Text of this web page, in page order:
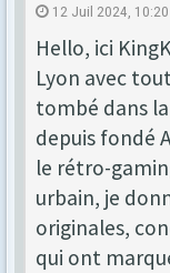
12 Juil 2024, 10:20
Hello, ici
Lyon avec
tombé dans
depuis fondé
le rétro-
urbain, je
originales,
qui ont